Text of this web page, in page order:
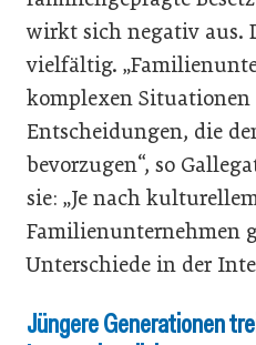
wirkt sich negativ aus.
vielfältig.
komplexen
Entscheidungen, die
bevorzugen“, so
sie: „Je nach
Familienunternehmen
Unterschiede in der
Jüngere Generationen